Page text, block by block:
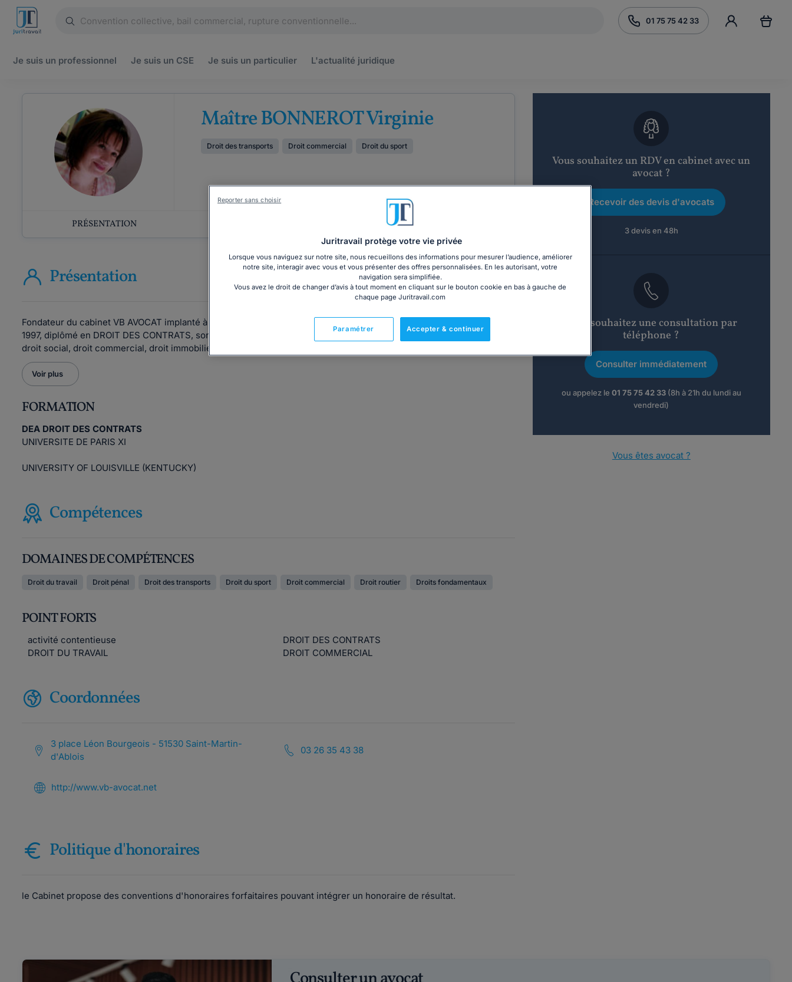
01 75 75 42 33
Je suis un professionnel Je suis un CSE Je suis un particulier L'actualité juridique
Maître BONNEROT Virginie
Droit des transports Droit commercial Droit du sport
PRÉSENTATION COORDONNÉES
Présentation
Fondateur du cabinet VB AVOCAT implanté à PARIS puis à Epernay depuis 2008, exerçant l'activité judiciaire depuis
1997, diplômé en DROIT DES CONTRATS, son activité s'est développée plus particulièrement dans les domaines du
droit social, droit commercial, droit immobilier et droit des transports.
Voir plus
FORMATION
DEA DROIT DES CONTRATS
UNIVERSITE DE PARIS XI
UNIVERSITY OF LOUISVILLE (KENTUCKY)
Compétences
DOMAINES DE COMPÉTENCES
Droit du travail Droit pénal Droit des transports Droit du sport Droit commercial Droit routier Droits fondamentaux
POINT FORTS
activité contentieuse
DROIT DES CONTRATS
DROIT DU TRAVAIL
DROIT COMMERCIAL
Coordonnées
3 place Léon Bourgeois - 51530 Saint-Martin-
d'Ablois
03 26 35 43 38
http://www.vb-avocat.net
Politique d'honoraires
le Cabinet propose des conventions d'honoraires forfaitaires pouvant intégrer un honoraire de résultat.
Vous souhaitez un RDV en cabinet avec un
avocat ?
Recevoir des devis d'avocats
3 devis en 48h
Vous souhaitez une consultation par
téléphone ?
Consulter immédiatement
ou appelez le 01 75 75 42 33(8h à 21h du lundi au
vendredi)
Vous êtes avocat ?
Juritravail protège votre vie privée
Lorsque vous naviguez sur notre site, nous recueillons des informations pour mesurer l’audience, améliorer
notre site, interagir avec vous et vous présenter des offres personnalisées. En les autorisant, votre
navigation sera simplifiée.
Vous avez le droit de changer d’avis à tout moment en cliquant sur le bouton cookie en bas à gauche de
chaque page Juritravail.com
Accepter & continuer
Paramétrer
Reporter sans choisir